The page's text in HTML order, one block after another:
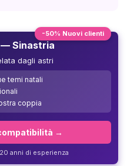
-50% Nuovi clienti
— Sinastria
dagli astri
temi natali
coppia
→
20 anni di esperienza